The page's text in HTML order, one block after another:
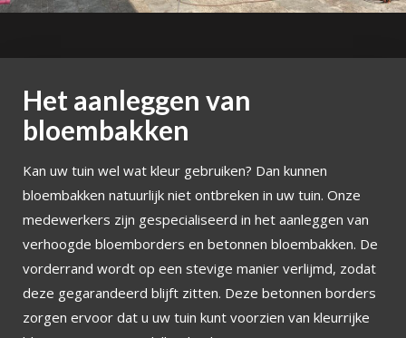
Het aanleggen van
bloembakken
Kan uw tuin wel wat kleur gebruiken? Dan kunnen
bloembakken natuurlijk niet ontbreken in uw tuin. Onze
medewerkers zijn gespecialiseerd in het aanleggen van
verhoogde bloemborders en betonnen bloembakken. De
vorderrand wordt op een stevige manier verlijmd, zodat
deze gegarandeerd blijft zitten. Deze betonnen borders
zorgen ervoor dat u uw tuin kunt voorzien van kleurrijke